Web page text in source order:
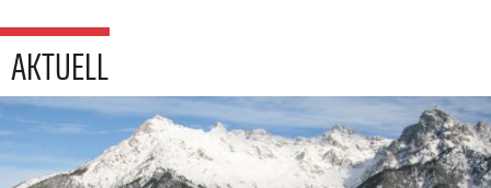
AKTUELL